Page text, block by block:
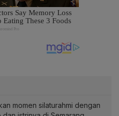
momen silaturahmi dengan